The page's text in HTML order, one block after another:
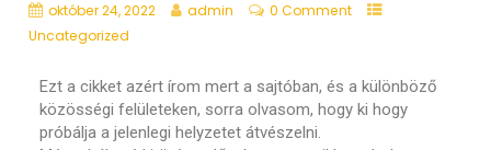
október 24, 2022 admin
0 Comment
Uncategorized
Ezt a cikket azért írom mert a sajtóban, és a különböző
közösségi felületeken, sorra olvasom, hogy ki hogy
próbálja a jelenlegi helyzetet átvészelni.